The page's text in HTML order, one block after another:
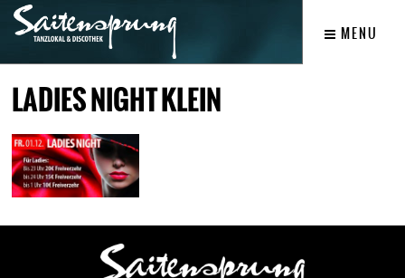
MENU
LADIES NIGHT KLEIN